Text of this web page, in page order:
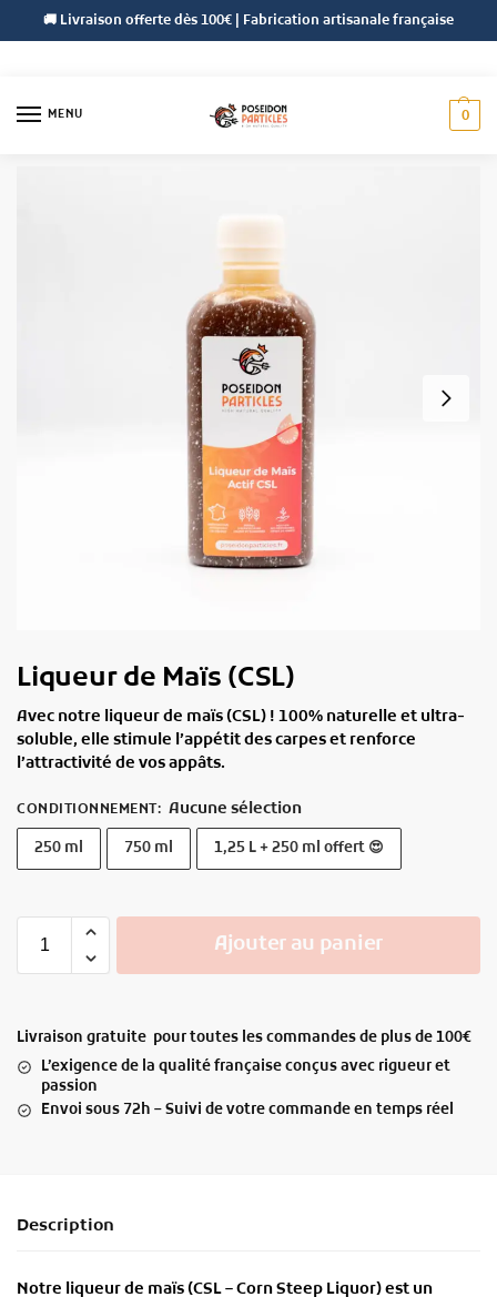
🚚 Livraison offerte dès 100€ | Fabrication artisanale française
MENU
0
Liqueur de Maïs (CSL)
Avec notre liqueur de maïs (CSL) ! 100% naturelle et ultra-
soluble, elle stimule l’appétit des carpes et renforce
l’attractivité de vos appâts.
CONDITIONNEMENT: Aucune sélection
250 ml 750 ml 1,25 L + 250 ml offert 😍
Ajouter au panier
Livraison gratuite pour toutes les commandes de plus de 100€
L’exigence de la qualité française conçus avec rigueur et
passion
Envoi sous 72h – Suivi de votre commande en temps réel
Description
Notre liqueur de maïs (CSL – Corn Steep Liquor)est un